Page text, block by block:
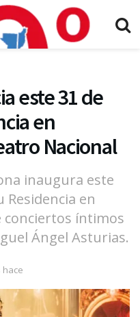
este 31 de
en
Nacional
inaugura este
Residencia en
conciertos íntimos
Ángel Asturias.
hace